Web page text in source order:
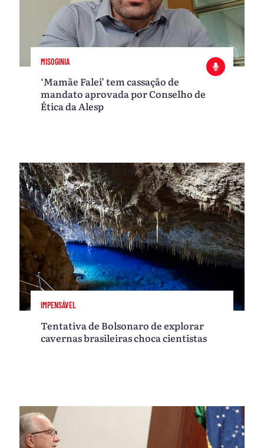
MISOGINIA
‘Mamãe Falei’ tem cassação de
mandato aprovada por Conselho de
Ética da Alesp
IMPENSÁVEL
Tentativa de Bolsonaro de explorar
cavernas brasileiras choca cientistas